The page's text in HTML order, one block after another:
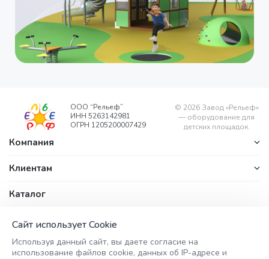
ООО “Рельеф”
ИНН 5263142981
ОГРН 1205200007429
© 2026Завод «Рельеф»
— оборудование для
детских площадок.
Компания
Клиентам
Каталог
+7 (800) 201-
49-49
ул. Береговая, д. 1/1, п.
Воскресенский район,
Нижегородская
Сайт использует Cookie
Используя данный сайт, вы даете согласие на
использование файлов cookie, данных об IP-адресе и